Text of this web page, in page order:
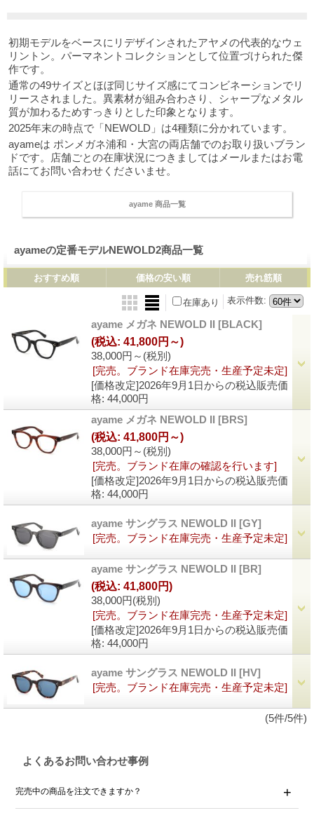
初期モデルをベースにリデザインされたアヤメの代表的なウェ
リントン。パーマネントコレクションとして位置づけられた傑
作です。
通常の49サイズとほぼ同じサイズ感にてコンビネーションでリ
リースされました。異素材が組み合わさり、シャープなメタル
質が加わるためすっきりとした印象となります。
2025年末の時点で「NEWOLD」は4種類に分かれています。
ayameは ポンメガネ浦和・大宮の両店舗でのお取り扱いブラン
ドです。店舗ごとの在庫状況につきましてはメールまたはお電
話にてお問い合わせくださいませ。
ayame 商品一覧
ayameの定番モデルNEWOLD2商品一覧
おすすめ順 価格の安い順 売れ筋順
表示件数:
在庫あり
ayame メガネ NEWOLD II [BLACK]
38,000円～ (税別)
(税込: 41,800円～)
[完売。ブランド在庫完売・生産予定未定]
[価格改定]2026年9月1日からの税込販売価
格: 44,000円
ayame メガネ NEWOLD II [BRS]
38,000円～ (税別)
(税込: 41,800円～)
[完売。ブランド在庫の確認を行います]
[価格改定]2026年9月1日からの税込販売価
格: 44,000円
ayame サングラス NEWOLD II [GY]
[完売。ブランド在庫完売・生産予定未定]
ayame サングラス NEWOLD II [BR]
38,000円(税別)
(税込: 41,800円)
[完売。ブランド在庫完売・生産予定未定]
[価格改定]2026年9月1日からの税込販売価
格: 44,000円
ayame サングラス NEWOLD II [HV]
[完売。ブランド在庫完売・生産予定未定]
(5件/5件)
よくあるお問い合わせ事例
完売中の商品を注文できますか？